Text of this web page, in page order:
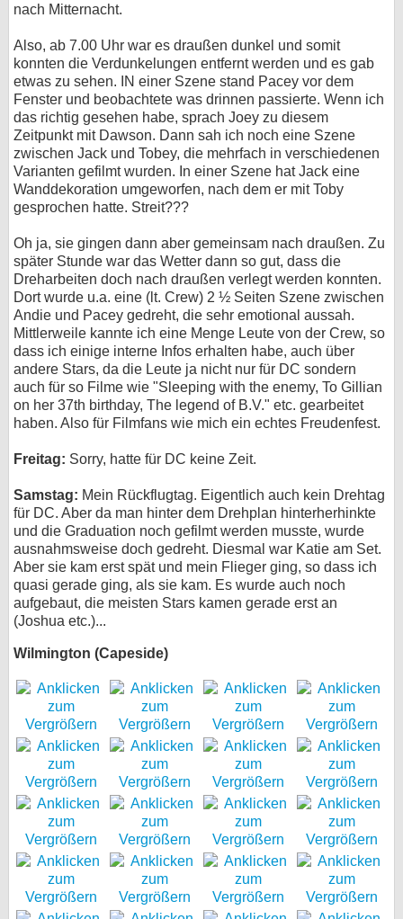
nach Mitternacht.
Also, ab 7.00 Uhr war es draußen dunkel und somit
konnten die Verdunkelungen entfernt werden und es gab
etwas zu sehen. IN einer Szene stand Pacey vor dem
Fenster und beobachtete was drinnen passierte. Wenn ich
das richtig gesehen habe, sprach Joey zu diesem
Zeitpunkt mit Dawson. Dann sah ich noch eine Szene
zwischen Jack und Tobey, die mehrfach in verschiedenen
Varianten gefilmt wurden. In einer Szene hat Jack eine
Wanddekoration umgeworfen, nach dem er mit Toby
gesprochen hatte. Streit???
Oh ja, sie gingen dann aber gemeinsam nach draußen. Zu
später Stunde war das Wetter dann so gut, dass die
Dreharbeiten doch nach draußen verlegt werden konnten.
Dort wurde u.a. eine (lt. Crew) 2 ½ Seiten Szene zwischen
Andie und Pacey gedreht, die sehr emotional aussah.
Mittlerweile kannte ich eine Menge Leute von der Crew, so
dass ich einige interne Infos erhalten habe, auch über
andere Stars, da die Leute ja nicht nur für DC sondern
auch für so Filme wie "Sleeping with the enemy, To Gillian
on her 37th birthday, The legend of B.V." etc. gearbeitet
haben. Also für Filmfans wie mich ein echtes Freudenfest.
Freitag: Sorry, hatte für DC keine Zeit.
Samstag: Mein Rückflugtag. Eigentlich auch kein Drehtag
für DC. Aber da man hinter dem Drehplan hinterherhinkte
und die Graduation noch gefilmt werden musste, wurde
ausnahmsweise doch gedreht. Diesmal war Katie am Set.
Aber sie kam erst spät und mein Flieger ging, so dass ich
quasi gerade ging, als sie kam. Es wurde auch noch
aufgebaut, die meisten Stars kamen gerade erst an
(Joshua etc.)...
Wilmington (Capeside)